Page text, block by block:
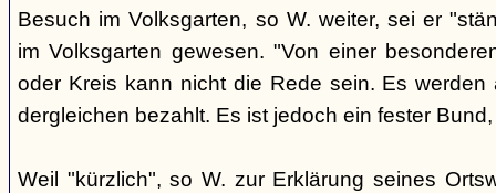
Besuch im Volksgarten, so W. weiter, sei er
im Volksgarten gewesen. "Von einer
oder Kreis kann nicht die Rede sein. Es
dergleichen bezahlt. Es ist jedoch ein fester
Weil "kürzlich", so W. zur Erklärung seines